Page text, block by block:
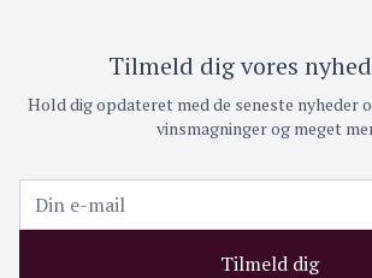
Tilmeld dig vores
Hold dig opdateret med de seneste nyheder
vinsmagninger og meget
Tilmeld dig